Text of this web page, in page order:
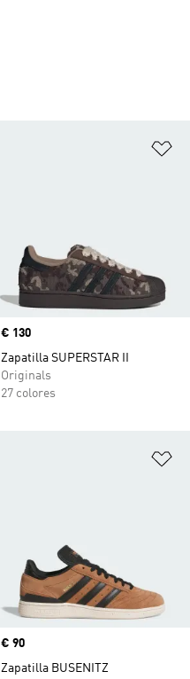
Precio
€ 130
Zapatilla SUPERSTAR II
Originals
27 colores
Precio
€ 90
Zapatilla BUSENITZ